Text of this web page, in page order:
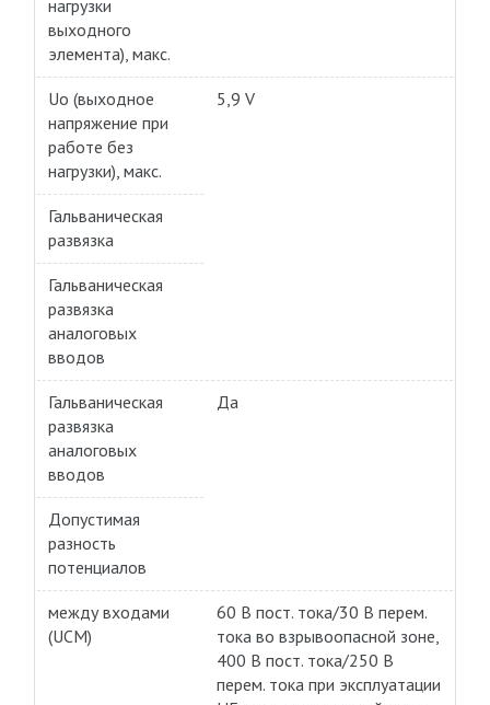
нагрузки
выходного
элемента), макс.
Uo (выходное
напряжение при
работе без
нагрузки), макс.
5,9 V
Гальваническая
развязка
Гальваническая
развязка
аналоговых
вводов
Гальваническая
развязка
аналоговых
вводов
Да
Допустимая
разность
потенциалов
между входами
(UCM)
60 В пост. тока/30 В перем.
тока во взрывоопасной зоне,
400 В пост. тока/250 В
перем. тока при эксплуатации